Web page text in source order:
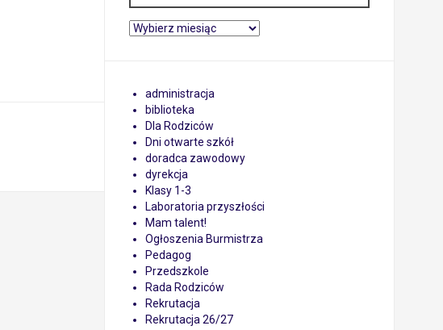
Archiwa
administracja
biblioteka
Dla Rodziców
Dni otwarte szkół
doradca zawodowy
dyrekcja
Klasy 1-3
Laboratoria przyszłości
Mam talent!
Ogłoszenia Burmistrza
Pedagog
Przedszkole
Rada Rodziców
Rekrutacja
Rekrutacja 26/27